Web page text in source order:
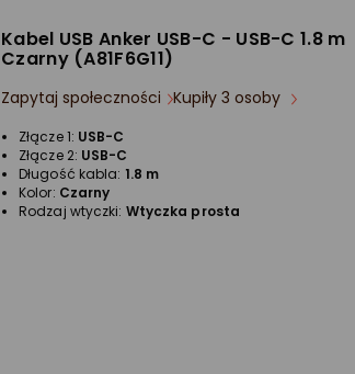
Kabel USB Anker USB-C - USB-C 1.8 m
Czarny (A81F6G11)
Zapytaj społeczności Kupiły 3 osoby
Złącze 1: USB-C
Złącze 2: USB-C
Długość kabla: 1.8 m
Kolor: Czarny
Rodzaj wtyczki: Wtyczka prosta